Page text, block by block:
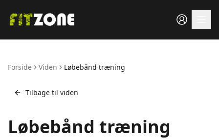
Forside Viden Løbebånd træning
Tilbage til viden
Løbebånd træning